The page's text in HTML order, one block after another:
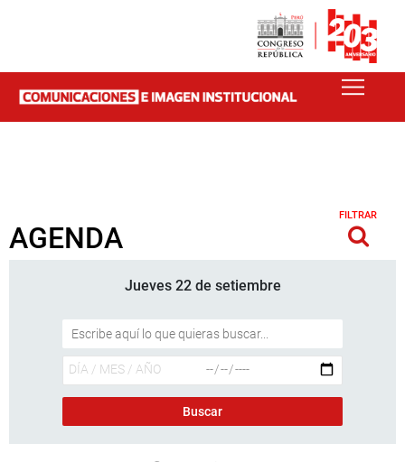
AGENDA
FILTRAR
Jueves 22 de setiembre